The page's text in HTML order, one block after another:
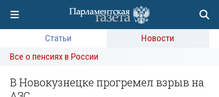
Статьи
Новости
Все о пенсиях в России
В Новокузнецке прогремел взрыв на